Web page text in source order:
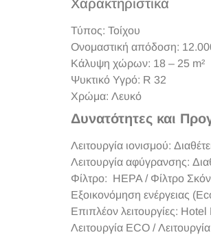
Χαρακτηριστικά
Τύπος: Τοίχου
Ονομαστική απόδοση:
Κάλυψη χώρων: 18 – 25 m²
Ψυκτικό Υγρό: R 32
Χρώμα: Λευκό
Δυνατότητες και
Λειτουργία ιονισμού:
Λειτουργία αφύγρανσης:
Φίλτρο: HEPA / Φίλτρο
Εξοικονόμηση ενέργειας
Επιπλέον λειτουργίες:
Λειτουργία ECO /